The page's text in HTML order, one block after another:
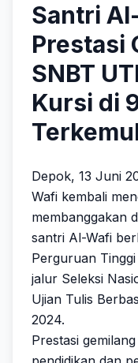
Santri
Prestasi
SNBT
Kursi di
Depok, 13 Juni
Wafi kembali
membanggakan
santri Al-Wafi
Perguruan
jalur Seleksi
Ujian Tulis
2024.
Prestasi